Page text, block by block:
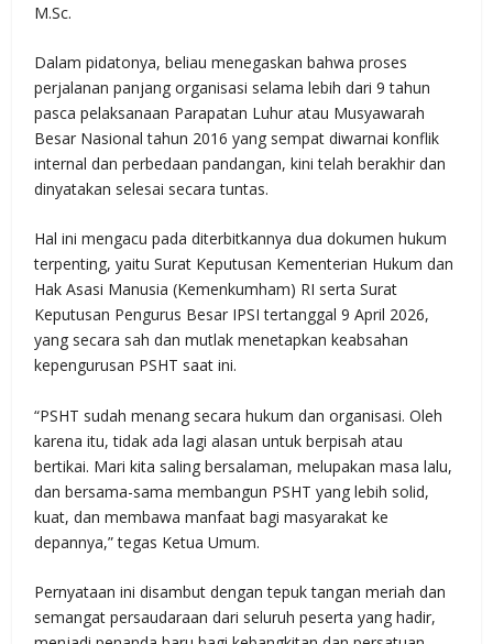
M.Sc.
Dalam pidatonya, beliau menegaskan bahwa proses
perjalanan panjang organisasi selama lebih dari 9 tahun
pasca pelaksanaan Parapatan Luhur atau Musyawarah
Besar Nasional tahun 2016 yang sempat diwarnai konflik
internal dan perbedaan pandangan, kini telah berakhir dan
dinyatakan selesai secara tuntas.
Hal ini mengacu pada diterbitkannya dua dokumen hukum
terpenting, yaitu Surat Keputusan Kementerian Hukum dan
Hak Asasi Manusia (Kemenkumham) RI serta Surat
Keputusan Pengurus Besar IPSI tertanggal 9 April 2026,
yang secara sah dan mutlak menetapkan keabsahan
kepengurusan PSHT saat ini.
“PSHT sudah menang secara hukum dan organisasi. Oleh
karena itu, tidak ada lagi alasan untuk berpisah atau
bertikai. Mari kita saling bersalaman, melupakan masa lalu,
dan bersama-sama membangun PSHT yang lebih solid,
kuat, dan membawa manfaat bagi masyarakat ke
depannya,” tegas Ketua Umum.
Pernyataan ini disambut dengan tepuk tangan meriah dan
semangat persaudaraan dari seluruh peserta yang hadir,